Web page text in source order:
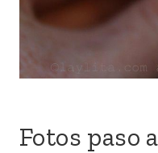
Fotos paso